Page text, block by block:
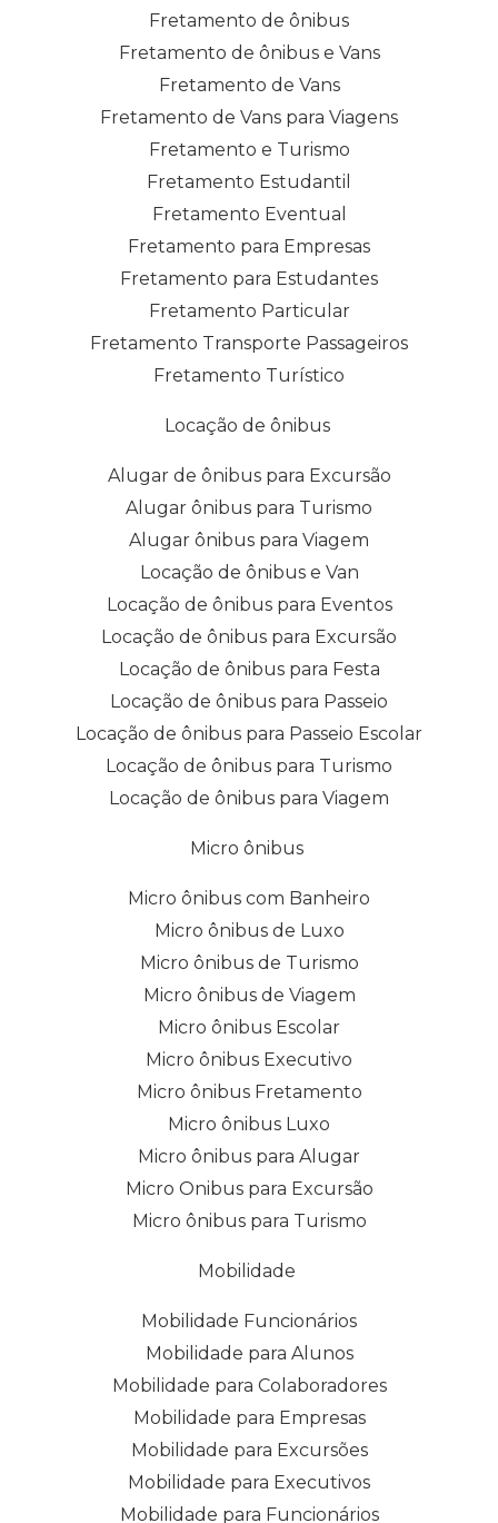
Fretamento de ônibus
Fretamento de ônibus e Vans
Fretamento de Vans
Fretamento de Vans para Viagens
Fretamento e Turismo
Fretamento Estudantil
Fretamento Eventual
Fretamento para Empresas
Fretamento para Estudantes
Fretamento Particular
Fretamento Transporte Passageiros
Fretamento Turístico
Locação de ônibus
Alugar de ônibus para Excursão
Alugar ônibus para Turismo
Alugar ônibus para Viagem
Locação de ônibus e Van
Locação de ônibus para Eventos
Locação de ônibus para Excursão
Locação de ônibus para Festa
Locação de ônibus para Passeio
Locação de ônibus para Passeio Escolar
Locação de ônibus para Turismo
Locação de ônibus para Viagem
Micro ônibus
Micro ônibus com Banheiro
Micro ônibus de Luxo
Micro ônibus de Turismo
Micro ônibus de Viagem
Micro ônibus Escolar
Micro ônibus Executivo
Micro ônibus Fretamento
Micro ônibus Luxo
Micro ônibus para Alugar
Micro Onibus para Excursão
Micro ônibus para Turismo
Mobilidade
Mobilidade Funcionários
Mobilidade para Alunos
Mobilidade para Colaboradores
Mobilidade para Empresas
Mobilidade para Excursões
Mobilidade para Executivos
Mobilidade para Funcionários